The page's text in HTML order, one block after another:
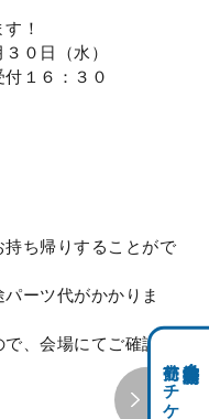
！
０日（水）
１６：３０
持ち帰りすることがで
ーツ代がかかりま
、会場にてご確認く